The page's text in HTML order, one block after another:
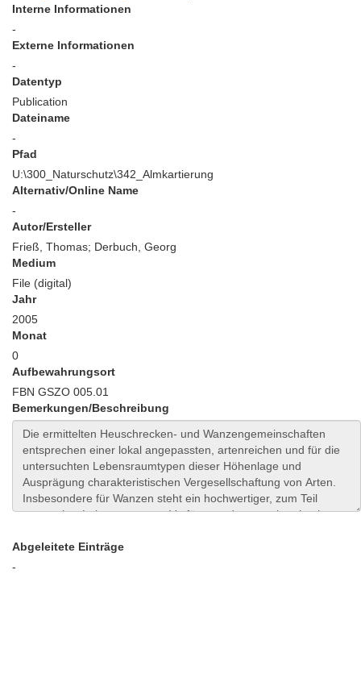
Interne Informationen
-
Externe Informationen
-
Datentyp
Publication
Dateiname
-
Pfad
U:\300_Naturschutz\342_Almkartierung
Alternativ/Online Name
-
Autor/Ersteller
Frieß, Thomas; Derbuch, Georg
Medium
File (digital)
Jahr
2005
Monat
0
Aufbewahrungsort
FBN GSZO 005.01
Bemerkungen/Beschreibung
Abgeleitete Einträge
-